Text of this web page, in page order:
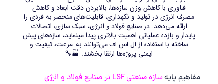
فناوری با کاهش وزن سازه‌ها، بالابردن دقت ابعاد و کاهش
مصرف انرژی در تولید و نگهداری، قابلیت‌های منحصر به فردی را
ارائه می‌دهد. در صنایع فولاد و انرژی، سبک‌ سازی، اتصالات
پایدار و بازده عملیاتی اهمیت بالاتری پیدا مینماید، سازه‌های پیش
ساخته با استفاده از ال اس اف می‌توانند به سرعت، کیفیت و
ایمنی پروژه‌ها ارتقا بخشند. 🏭🔧
مفاهیم پایهسازه صنعتی LSF در صنایع فولاد و انرژی